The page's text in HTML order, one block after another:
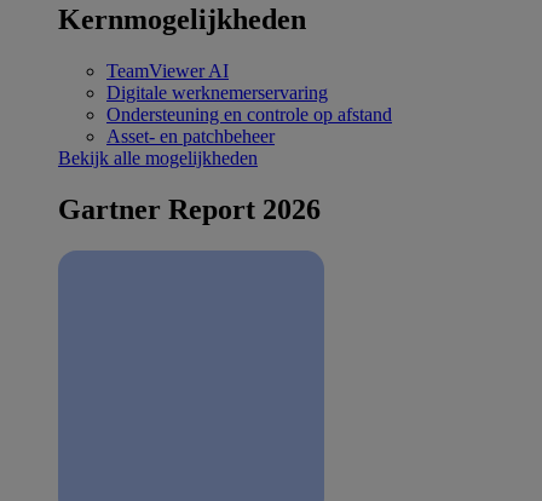
Kernmogelijkheden
TeamViewer AI
Digitale werknemerservaring
Ondersteuning en controle op afstand
Asset- en patchbeheer
Bekijk alle mogelijkheden
Gartner Report 2026